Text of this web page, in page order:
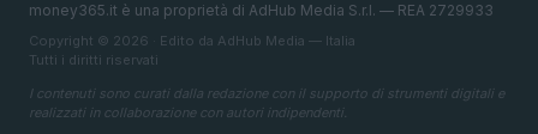
money365.it è una proprietà di AdHub Media S.r.l. — REA 2729933
Copyright © 2026 · Edito da AdHub Media — Italia
Tutti i diritti riservati
I contenuti sono curati dalla redazione con il supporto di strumenti digitali e
realizzati in collaborazione con autori indipendenti.